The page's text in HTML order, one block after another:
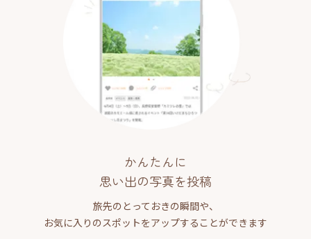
かんたんに
思い出の写真を投稿
旅先のとっておきの瞬間や、
お気に入りのスポットをアップすることができます